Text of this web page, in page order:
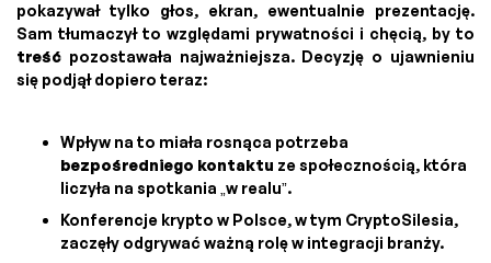
pokazywał tylko głos, ekran, ewentualnie prezentację.
Sam tłumaczył to względami prywatności i chęcią, by to
treść pozostawała najważniejsza. Decyzję o ujawnieniu
się podjął dopiero teraz:
Wpływ na to miała rosnąca potrzeba
bezpośredniego kontaktu ze społecznością, która
liczyła na spotkania „w realu”.
Konferencje krypto w Polsce, w tym CryptoSilesia,
zaczęły odgrywać ważną rolę w integracji branży.